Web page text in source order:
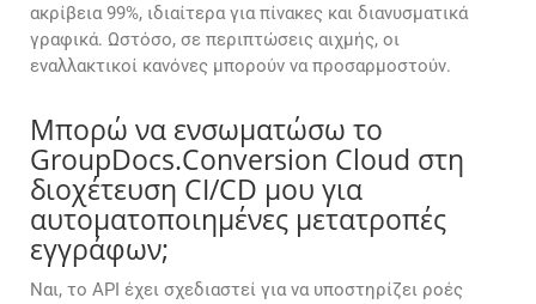
ακρίβεια 99%, ιδιαίτερα για πίνακες και διανυσματικά
γραφικά. Ωστόσο, σε περιπτώσεις αιχμής, οι
εναλλακτικοί κανόνες μπορούν να προσαρμοστούν.
Μπορώ να ενσωματώσω το
GroupDocs.Conversion Cloud στη
διοχέτευση CI/CD μου για
αυτοματοποιημένες μετατροπές
εγγράφων;
Ναι, το API έχει σχεδιαστεί για να υποστηρίζει ροές